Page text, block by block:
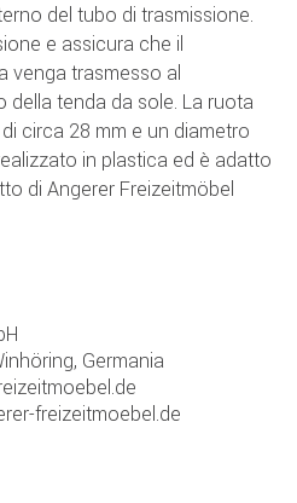
del tubo di trasmissione.
e assicura che il
venga trasmesso al
della tenda da sole. La ruota
circa 28 mm e un diametro
in plastica ed è adatto
di Angerer Freizeitmöbel
Germania
freizeitmoebel.de